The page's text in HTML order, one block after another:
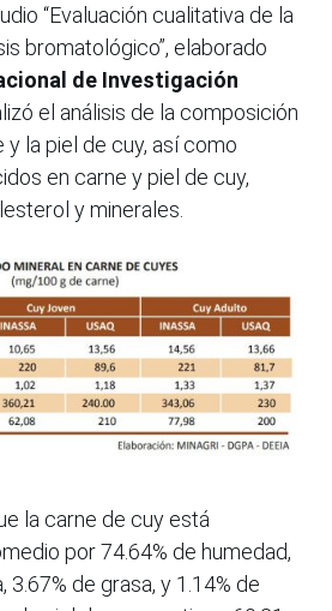
“Evaluación cualitativa de la
bromatológico”, elaborado
de Investigación
el análisis de la composición
y la piel de cuy, así como
en carne y piel de cuy,
y minerales.
la carne de cuy está
por 74.64% de humedad,
3.67% de grasa, y 1.14% de